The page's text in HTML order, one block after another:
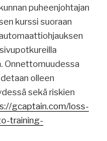
puheenjohtajan
kurssi suoraan
Onnettomuudessa
olleen
sekä riskien
gcaptain.com/loss-
training-